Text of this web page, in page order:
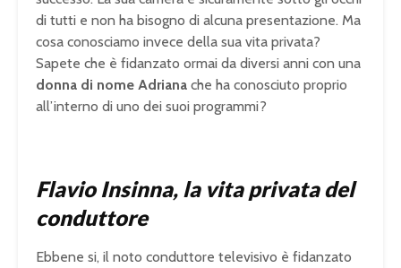
di tutti e non ha bisogno di alcuna presentazione. Ma
cosa conosciamo invece della sua vita privata?
Sapete che è fidanzato ormai da diversi anni con una
donna di nome Adriana che ha conosciuto proprio
all’interno di uno dei suoi programmi?
Flavio Insinna, la vita privata del
conduttore
Ebbene si, il noto conduttore televisivo è fidanzato